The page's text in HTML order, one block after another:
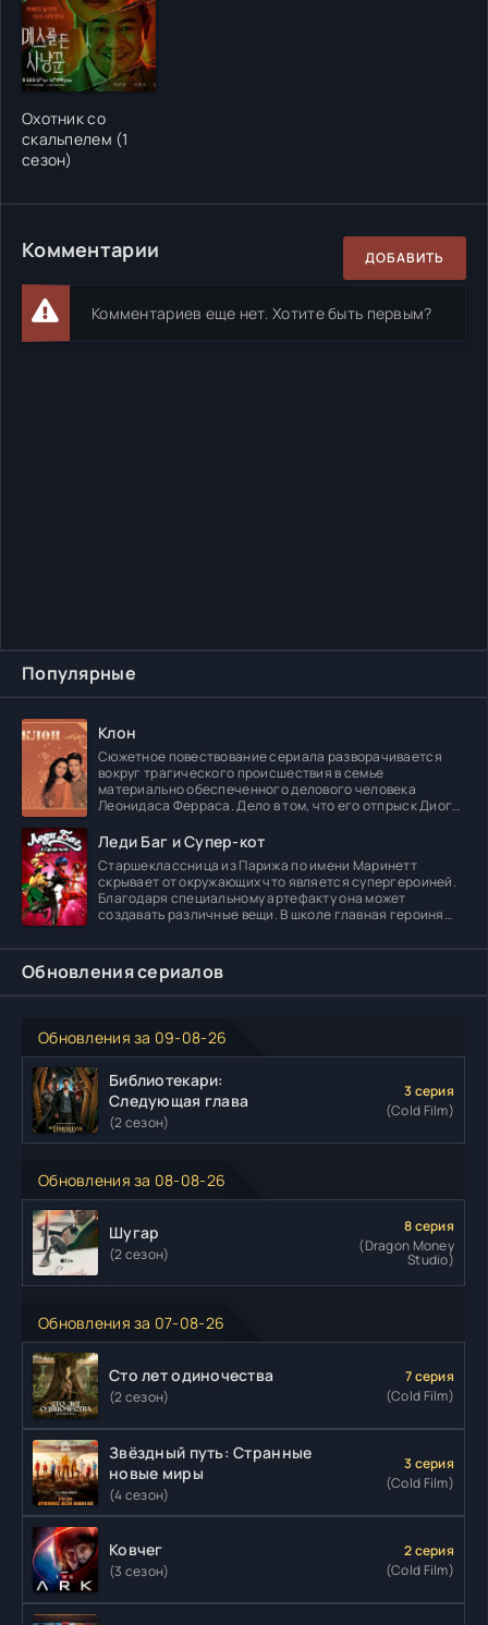
Популярные
Клон
Сюжетное повествование сериала разворачивается
вокруг трагического происшествия в семье
материально обеспеченного делового человека
Леонидаса Ферраса. Дело в том, что его отпрыск Диога
Леди Баг и Супер-кот
Старшеклассница из Парижа по имени Маринетт
скрывает от окружающих что является супергероиней.
Благодаря специальному артефакту она может
создавать различные вещи. В школе главная героиня
Обновления сериалов
Обновления за 09-08-26
Библиотекари:
Следующая глава
(2 сезон)
3 серия
(Cold Film)
Обновления за 08-08-26
Шугар
(2 сезон)
8 серия
(Dragon Money
Studio)
Обновления за 07-08-26
Сто лет одиночества
(2 сезон)
7 серия
(Cold Film)
Звёздный путь: Странные
новые миры
(4 сезон)
3 серия
(Cold Film)
Ковчег
(3 сезон)
2 серия
(Cold Film)
Охотник со
скальпелем (1
сезон)
Комментарии ДОБАВИТЬ
Комментариев еще нет. Хотите быть первым?